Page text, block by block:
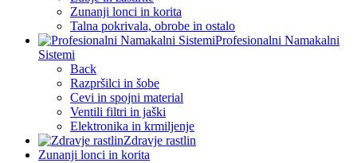
Zunanji lonci in korita
Talna pokrivala, obrobe in ostalo
Profesionalni Namakalni
Sistemi
Back
Razpršilci in šobe
Cevi in spojni material
Ventili filtri in jaški
Elektronika in krmiljenje
Zdravje rastlin
Zunanji lonci in korita